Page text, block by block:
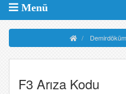
Menü
F3 Arıza Kodu